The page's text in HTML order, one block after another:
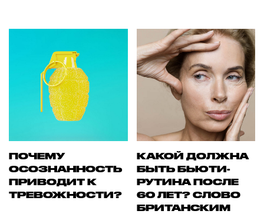
ПОЧЕМУ
ОСОЗНАННОСТЬ
ПРИВОДИТ К
ТРЕВОЖНОСТИ?
КАКОЙ ДОЛЖНА
БЫТЬ БЬЮТИ-
РУТИНА ПОСЛЕ
60 ЛЕТ? СЛОВО
БРИТАНСКИМ